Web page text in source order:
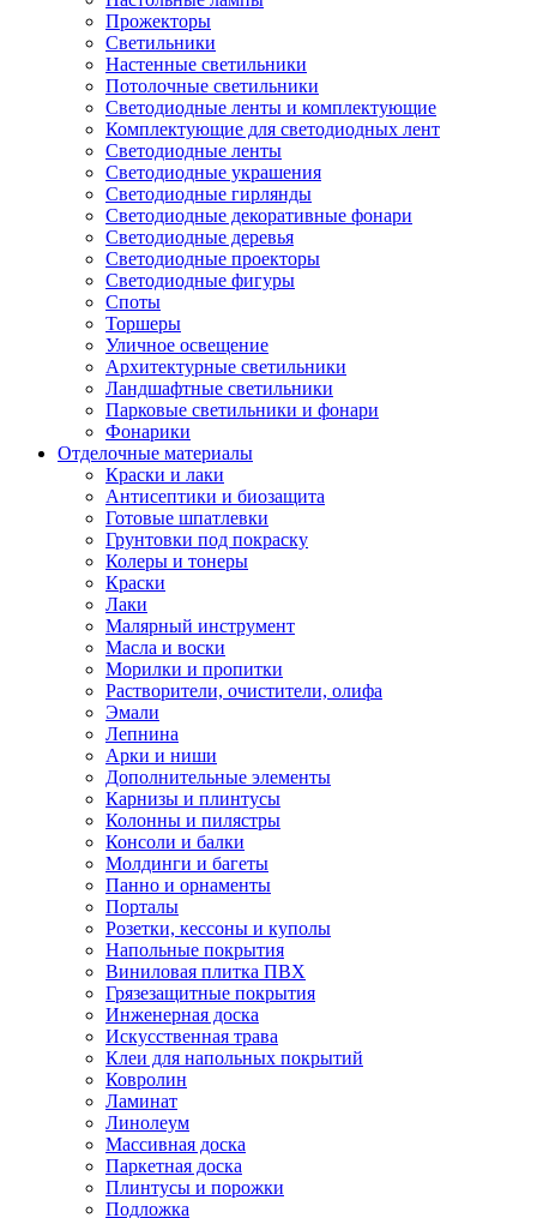
Прожекторы
Светильники
Настенные светильники
Потолочные светильники
Светодиодные ленты и комплектующие
Комплектующие для светодиодных лент
Светодиодные ленты
Светодиодные украшения
Светодиодные гирлянды
Светодиодные декоративные фонари
Светодиодные деревья
Светодиодные проекторы
Светодиодные фигуры
Споты
Торшеры
Уличное освещение
Архитектурные светильники
Ландшафтные светильники
Парковые светильники и фонари
Фонарики
Отделочные материалы
Краски и лаки
Антисептики и биозащита
Готовые шпатлевки
Грунтовки под покраску
Колеры и тонеры
Краски
Лаки
Малярный инструмент
Масла и воски
Морилки и пропитки
Растворители, очистители, олифа
Эмали
Лепнина
Арки и ниши
Дополнительные элементы
Карнизы и плинтусы
Колонны и пилястры
Консоли и балки
Молдинги и багеты
Панно и орнаменты
Порталы
Розетки, кессоны и куполы
Напольные покрытия
Виниловая плитка ПВХ
Грязезащитные покрытия
Инженерная доска
Искусственная трава
Клеи для напольных покрытий
Ковролин
Ламинат
Линолеум
Массивная доска
Паркетная доска
Плинтусы и порожки
Подложка